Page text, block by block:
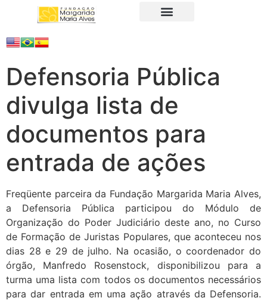
Defensoria Pública
divulga lista de
documentos para
entrada de ações
Freqüente parceira da Fundação Margarida Maria Alves,
a Defensoria Pública participou do Módulo de
Organização do Poder Judiciário deste ano, no Curso
de Formação de Juristas Populares, que aconteceu nos
dias 28 e 29 de julho. Na ocasião, o coordenador do
órgão, Manfredo Rosenstock, disponibilizou para a
turma uma lista com todos os documentos necessários
para dar entrada em uma ação através da Defensoria.